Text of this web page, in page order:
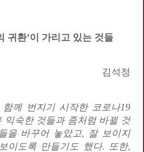
귀환’이 가리고 있는 것들
김석정
함께 번지기 시작한 코로나19
익숙한 것들과 좀처럼 바뀔 것
을 바꾸어 놓았고, 잘 보이지
이도록 만들기도 했다. 또한,